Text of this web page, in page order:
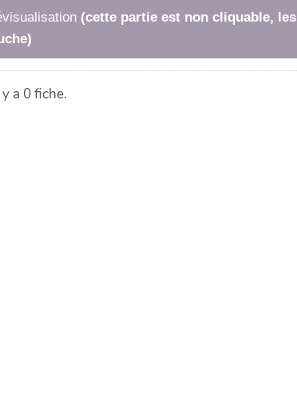
(cette partie est non cliquable,